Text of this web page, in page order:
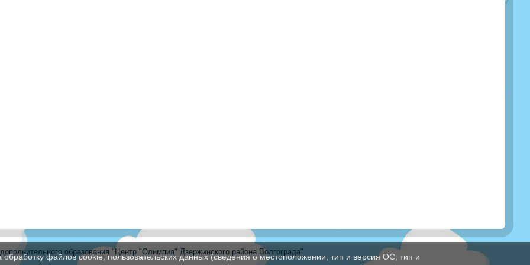
образования "Центр "Олимпия" Дзержинского района Волгограда"
файлов cookie, пользовательских данных (сведения о местоположении; тип и версия ОС; тип и